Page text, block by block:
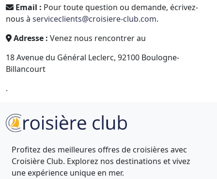
Email : Pour toute question ou demande, écrivez-
nous à serviceclients@croisiere-club.com.
Adresse : Venez nous rencontrer au
18 Avenue du Général Leclerc, 92100 Boulogne-
Billancourt
.
Profitez des meilleures offres de croisières avec
Croisière Club. Explorez nos destinations et vivez
une expérience unique en mer.